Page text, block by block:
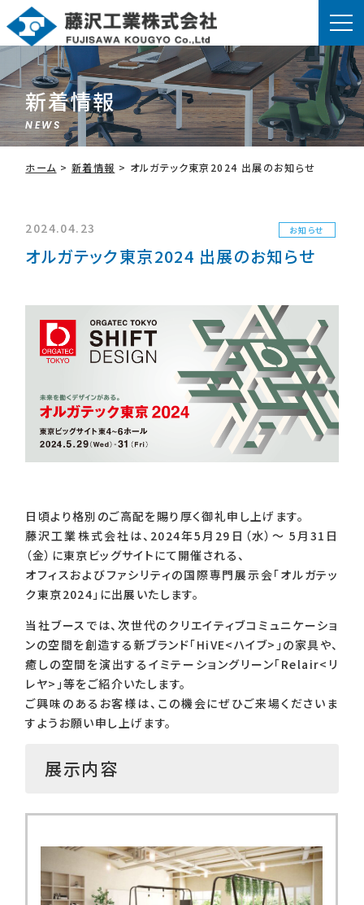
新着情報
NEWS
ホーム > 新着情報 > オルガテック東京2024 出展のお知らせ
2024.04.23 お知らせ
オルガテック東京2024 出展のお知らせ
日頃より格別のご高配を賜り厚く御礼申し上げます。
藤沢工業株式会社は、2024年5月29日（水）～ 5月31日
（金）に東京ビッグサイトにて開催される、
オフィスおよびファシリティの国際専門展示会「オルガテッ
ク東京2024」に出展いたします。
当社ブースでは、次世代のクリエイティブコミュニケーショ
ンの空間を創造する新ブランド「HiVE<ハイブ>」の家具や、
癒しの空間を演出するイミテーショングリーン「Relair<リ
レヤ>」等をご紹介いたします。
ご興味のあるお客様は、この機会にぜひご来場くださいま
すようお願い申し上げます。
展示内容